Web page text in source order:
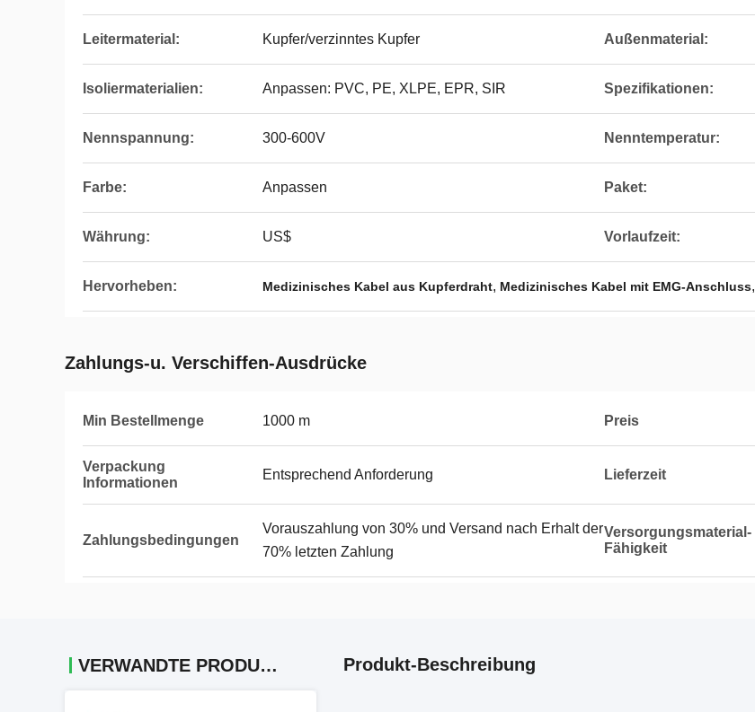
Leitermaterial: Kupfer/verzinntes Kupfer Außenmaterial:
Isoliermaterialien: Anpassen: PVC, PE, XLPE, EPR, SIR Spezifikationen:
Nennspannung: 300-600V Nenntemperatur:
Farbe: Anpassen Paket:
Währung: US$ Vorlaufzeit:
Hervorheben: Medizinisches Kabel aus Kupferdraht, Medizinisches Kabel mit EMG-Anschluss,
Zahlungs-u. Verschiffen-Ausdrücke
Min Bestellmenge 1000 m Preis
Verpackung
Informationen
Entsprechend Anforderung Lieferzeit
Zahlungsbedingungen
Vorauszahlung von 30% und Versand nach Erhalt der
70% letzten Zahlung
Versorgungsmaterial-
Fähigkeit
VERWANDTE PRODUKTE Produkt-Beschreibung